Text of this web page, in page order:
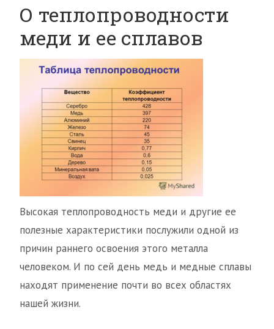
О теплопроводности
меди и ее сплавов
Высокая теплопроводность меди и другие ее
полезные характеристики послужили одной из
причин раннего освоения этого металла
человеком. И по сей день медь и медные сплавы
находят применение почти во всех областях
нашей жизни.